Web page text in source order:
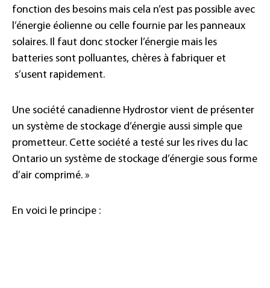
fonction des besoins mais cela n’est pas possible avec
l’énergie éolienne ou celle fournie par les panneaux
solaires. Il faut donc stocker l’énergie mais les
batteries sont polluantes, chères à fabriquer et
s’usent rapidement.
Une société canadienne Hydrostor vient de présenter
un système de stockage d’énergie aussi simple que
prometteur. Cette société a testé sur les rives du lac
Ontario un système de stockage d’énergie sous forme
d’air comprimé. »
En voici le principe :